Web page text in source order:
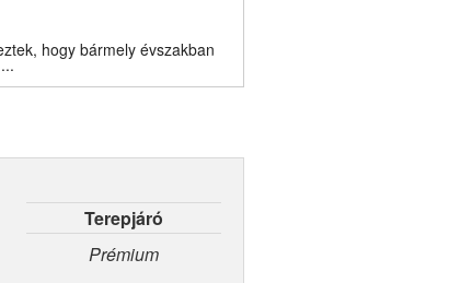
hogy bármely évszakban
Terepjáró
Prémium